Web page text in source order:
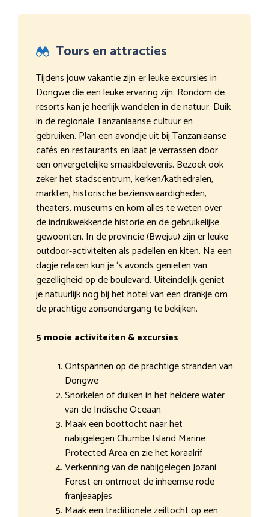
Tours en attracties
Tijdens jouw vakantie zijn er leuke excursies in
Dongwe die een leuke ervaring zijn. Rondom de
resorts kan je heerlijk wandelen in de natuur. Duik
in de regionale Tanzaniaanse cultuur en
gebruiken. Plan een avondje uit bij Tanzaniaanse
cafés en restaurants en laat je verrassen door
een onvergetelijke smaakbelevenis. Bezoek ook
zeker het stadscentrum, kerken/kathedralen,
markten, historische bezienswaardigheden,
theaters, museums en kom alles te weten over
de indrukwekkende historie en de gebruikelijke
gewoonten. In de provincie (Bwejuu) zijn er leuke
outdoor-activiteiten als padellen en kiten. Na een
dagje relaxen kun je ‘s avonds genieten van
gezelligheid op de boulevard. Uiteindelijk geniet
je natuurlijk nog bij het hotel van een drankje om
de prachtige zonsondergang te bekijken.
5 mooie activiteiten & excursies
Ontspannen op de prachtige stranden van
Dongwe
Snorkelen of duiken in het heldere water
van de Indische Oceaan
Maak een boottocht naar het
nabijgelegen Chumbe Island Marine
Protected Area en zie het koraalrif
Verkenning van de nabijgelegen Jozani
Forest en ontmoet de inheemse rode
franjeaapjes
Maak een traditionele zeiltocht op een